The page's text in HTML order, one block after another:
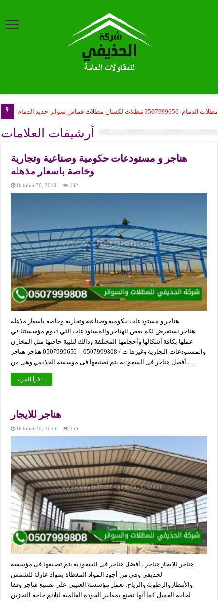
الدمام -0507999656 مظلات لكسان مظلات قماش سواتر حديد الدمام
مظلات المدارس حكومية – مظلات مدارس أهلية – مظلات المشاريع تركيب
أرشيفات العلامات
هناجر و مستودعات حكومية وصناعية وتجارية
وخاصة باسعار مذهله
October 30, 2018 182
هناجر و مستودعات حكومية وصناعية وتجارية وخاصة باسعار مذهله
هناجر نستعرض لكم بعض الهناجر والمستودعات التي تقوم مؤسستنا في
عملها بكافة أشكالها وأحجامها المختلفة وذالك لتلبية حاجتها مثل المخازن
والمستودعات التجارية وغيرها ت / 0507999808 – 0507999656 هناجر هناجر
، أفضل هناجر فى السعودية يتم تصنيعها فى مؤسسة الحذيفي وهى من …
اقرأ المزيد ..
هناجر للايجار
October 30, 2018 153
هناجر للايجار هناجر ، أفضل هناجر فى السعودية يتم تصنيعها فى مؤسسة
الحذيفي وهى من أجود المواد المغطاة بمواد عازلة للشمس
والأمطاروالرطوبة والرياح، تعمل مؤسسة العتيبي على تصنيع هناجر وفقا
لحاجة العميل.كما أنها تصنع بمعايير الجودة العالمية لتلائم حاجة التخزين